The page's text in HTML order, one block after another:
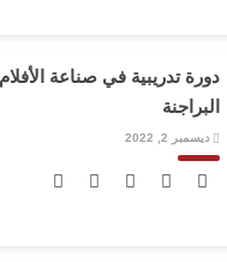
دورة تدريبية في صناعة
البراجنة
ديسمبر 2, 2022